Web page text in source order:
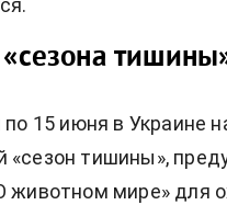
15 июня в Украине
«сезон тишины»,
животном мире» для